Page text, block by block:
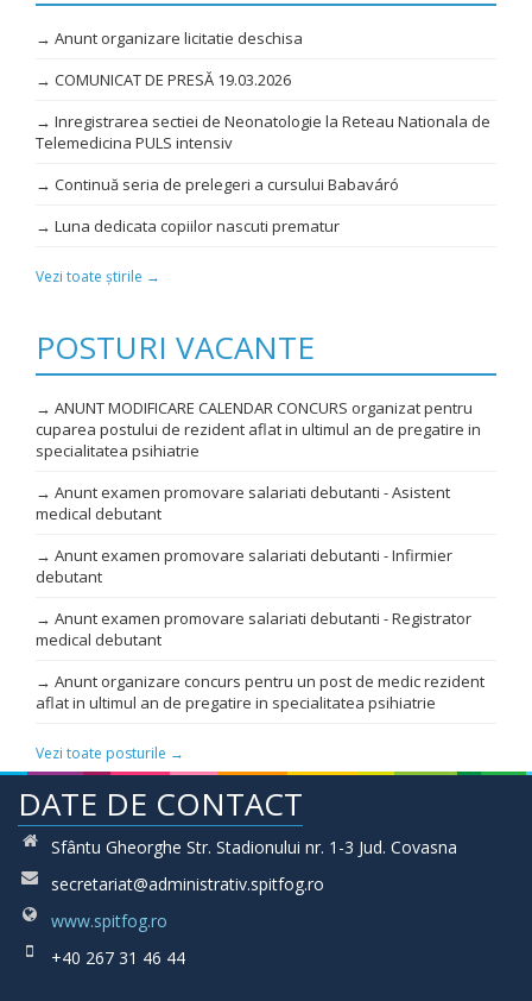
→ Anunt organizare licitatie deschisa
→ COMUNICAT DE PRESĂ 19.03.2026
→ Inregistrarea sectiei de Neonatologie la Reteau Nationala de
Telemedicina PULS intensiv
→ Continuă seria de prelegeri a cursului Babaváró
→ Luna dedicata copiilor nascuti prematur
Vezi toate știrile →
POSTURI VACANTE
→ ANUNT MODIFICARE CALENDAR CONCURS organizat pentru
cuparea postului de rezident aflat in ultimul an de pregatire in
specialitatea psihiatrie
→ Anunt examen promovare salariati debutanti - Asistent
medical debutant
→ Anunt examen promovare salariati debutanti - Infirmier
debutant
→ Anunt examen promovare salariati debutanti - Registrator
medical debutant
→ Anunt organizare concurs pentru un post de medic rezident
aflat in ultimul an de pregatire in specialitatea psihiatrie
Vezi toate posturile →
DATE DE CONTACT
Sfântu Gheorghe Str. Stadionului nr. 1-3 Jud. Covasna
secretariat@administrativ.spitfog.ro
www.spitfog.ro
+40 267 31 46 44